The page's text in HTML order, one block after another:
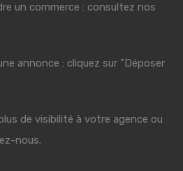
un commerce : consultez nos
annonce : cliquez sur "Déposer
de visibilité à votre agence ou
nous.